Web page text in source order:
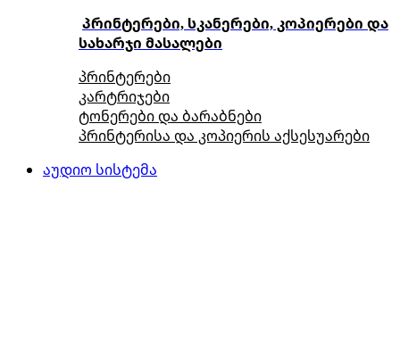
პრინტერები, სკანერები, კოპიერები და
სახარჯი მასალები
პრინტერები
კარტრიჯები
ტონერები და ბარაბნები
პრინტერისა და კოპიერის აქსესუარები
აუდიო სისტემა